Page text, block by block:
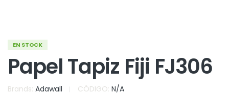
EN STOCK
Papel Tapiz Fiji FJ306
Brands: Adawall CÓDIGO: N/A